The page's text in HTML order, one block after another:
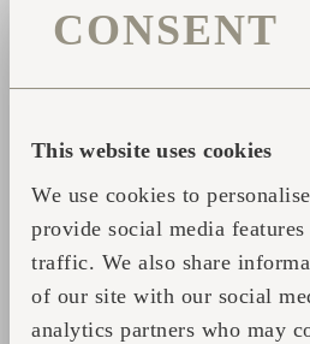
CONSENT
This website uses cookies
We use cookies to
provide social media
traffic. We also share
of our site with our social
analytics partners who may
CONTACTO
Complete sus datos y nos
usted para ofrecerle más ayuda